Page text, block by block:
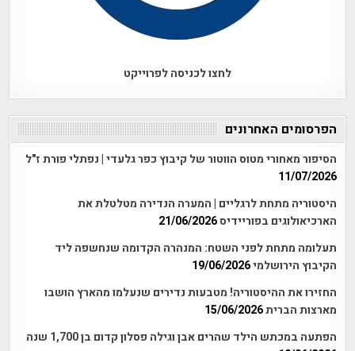
לחצו לכניסה לפרוייקט
הפרסומים האחרונים
הסיפור מאחורי מטוס הווטור של קיבוץ כפר גלעדי | נפתלי פורת ז"ל
11/07/2026
היסטוריה מתחת לרגליים | המערה הנדירה מטלטלת את
הארכיאולוגים בפוריידיס21/06/2026
תעלומה מתחת לפני השטח: המנהרה הקדומה שנחשפה ליד
הקיבוץ הירושלמי19/06/2026
החזירו את ההיסטוריה! מטבעות נדירים שנעלמו מהארץ הושבו
מארצות הברית15/06/2026
הפתעה במכתש הילד שהרים אבן וגילה פסלון קדום בן 1,700 שנה